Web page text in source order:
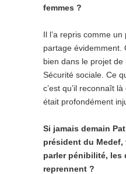
femmes ?
Il l’a repris comme
partage évidemment.
bien dans le projet
Sécurité sociale. Ce
c’est qu’il reconnaît
était profondément
Si jamais demain
président du
parler pénibilité, les
reprennent ?